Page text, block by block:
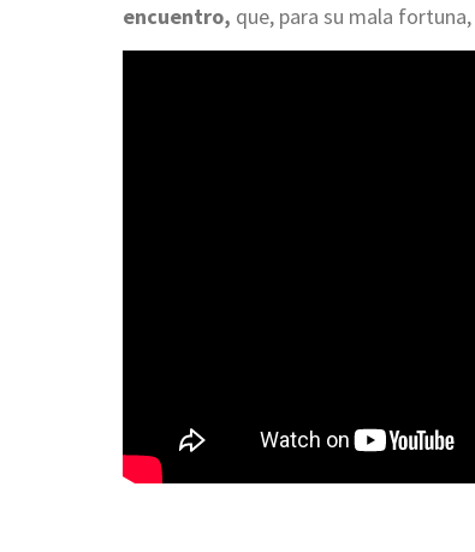
encuentro, que, para su mala